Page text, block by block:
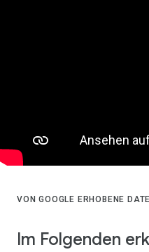
VON GOOGLE ERHOBENE
Im Folgenden